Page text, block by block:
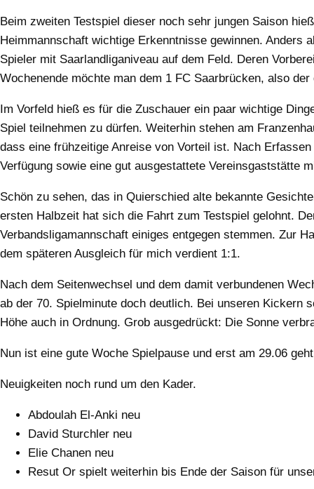
Beim zweiten Testspiel dieser noch sehr jungen Saison
Heimmannschaft wichtige Erkenntnisse gewinnen. Anders
Spieler mit Saarlandliganiveau auf dem Feld. Deren
Wochenende möchte man dem 1 FC Saarbrücken, also
Im Vorfeld hieß es für die Zuschauer ein paar wichtige
Spiel teilnehmen zu dürfen. Weiterhin stehen am
dass eine frühzeitige Anreise von Vorteil ist. Nach
Verfügung sowie eine gut ausgestattete Vereinsgaststätte
Schön zu sehen, das in Quierschied alte bekannte
ersten Halbzeit hat sich die Fahrt zum Testspiel gelohnt.
Verbandsligamannschaft einiges entgegen stemmen. Zur
dem späteren Ausgleich für mich verdient 1:1.
Nach dem Seitenwechsel und dem damit verbundenen
ab der 70. Spielminute doch deutlich. Bei unseren Kickern
Höhe auch in Ordnung. Grob ausgedrückt: Die Sonne
Nun ist eine gute Woche Spielpause und erst am 29.06
Neuigkeiten noch rund um den Kader.
Abdoulah El-Anki neu
David Sturchler neu
Elie Chanen neu
Resut Or spielt weiterhin bis Ende der Saison für